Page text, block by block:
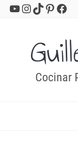
YouTube
Instagram
TikTok
Cocinar